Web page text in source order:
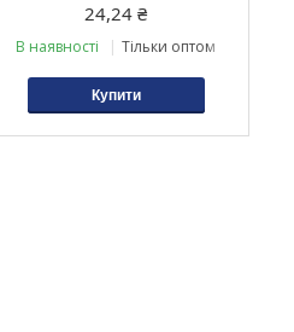
24,24 ₴
В наявності Тільки оптом
Купити